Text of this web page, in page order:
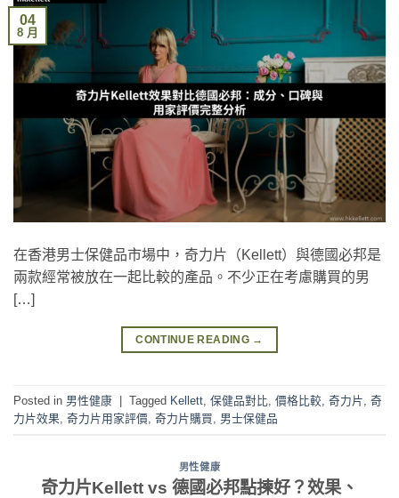
04
8 月
在香港男士保健品市場中，奇力片（Kellett）與德國必邦是
兩款經常被放在一起比較的產品。不少正在考慮購買的男
[…]
CONTINUE READING →
Posted in 男性健康 | Tagged Kellett 保健品對比 價格比較 奇力片 奇
力片效果 奇力片用家評價 奇力片購買 男士保健品
男性健康
奇力片Kellett vs 德國必邦點揀好？效果、